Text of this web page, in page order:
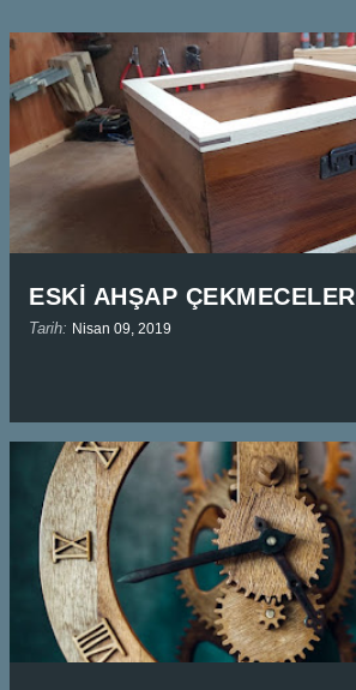
ESKİ AHŞAP ÇEKMECELER
Tarih: Nisan 09, 2019